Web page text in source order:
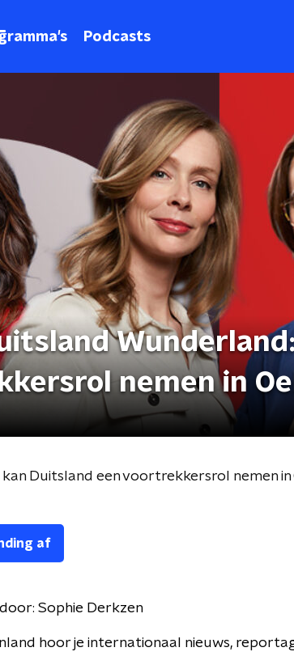
Podcasts
nemen in
Duitsland een voortrekkersrol nemen in
af
Sophie Derkzen
hoor je internationaal nieuws,